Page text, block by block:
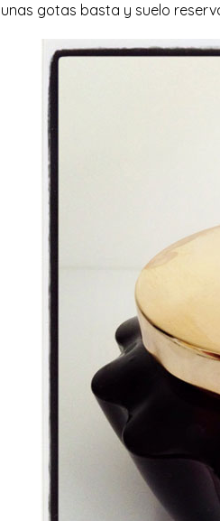
unas gotas basta y suelo